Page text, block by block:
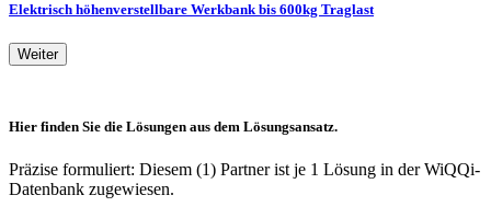
Elektrisch höhenverstellbare Werkbank bis 600kg Traglast
Weiter
Hier finden Sie die Lösungen aus dem Lösungsansatz.
Präzise formuliert: Diesem (1) Partner ist je 1 Lösung in der WiQQi-
Datenbank zugewiesen.